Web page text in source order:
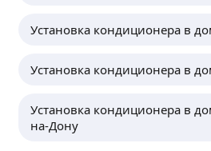
Установка кондиционера в
Установка кондиционера в
Установка кондиционера в
на-Дону